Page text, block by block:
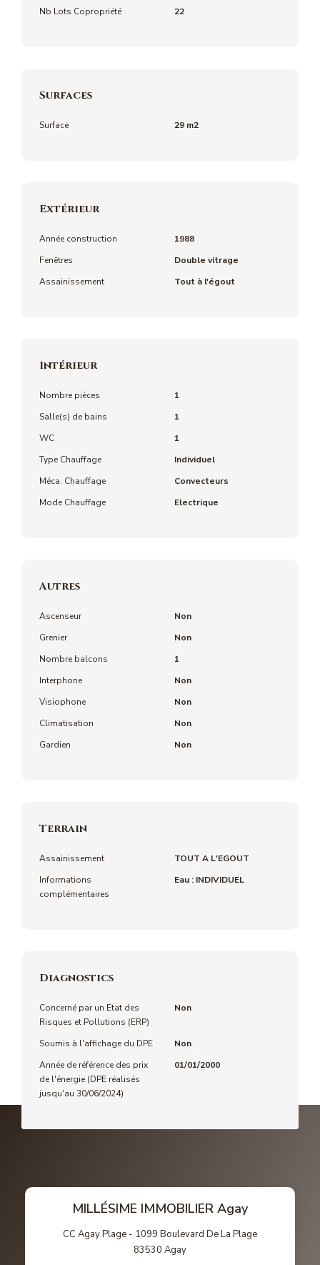
Nb Lots Copropriété 22
Surfaces
Surface 29 m2
Extérieur
Année construction
1988
Fenêtres
Double vitrage
Assainissement
Tout à l'égout
Intérieur
Nombre pièces
1
Salle(s) de bains
1
WC
1
Type Chauffage
Individuel
Méca. Chauffage
Convecteurs
Mode Chauffage
Electrique
Autres
Ascenseur
Non
Grenier
Non
Nombre balcons
1
Interphone
Non
Visiophone
Non
Climatisation
Non
Gardien
Non
Terrain
Assainissement
TOUT A L'EGOUT
Informations
complémentaires
Eau : INDIVIDUEL
Diagnostics
Concerné par un Etat des
Risques et Pollutions (ERP)
Non
Soumis à l'affichage du DPE
Non
Année de référence des prix
de l'énergie (DPE réalisés
jusqu'au 30/06/2024)
01/01/2000
MILLÉSIME IMMOBILIER Agay
CC Agay Plage - 1099 Boulevard De La Plage
83530 Agay